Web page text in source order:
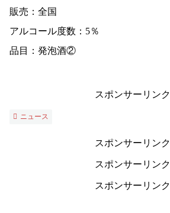
販売：全国
アルコール度数：5％
品目：発泡酒②
スポンサーリンク
ニュース
スポンサーリンク
スポンサーリンク
スポンサーリンク